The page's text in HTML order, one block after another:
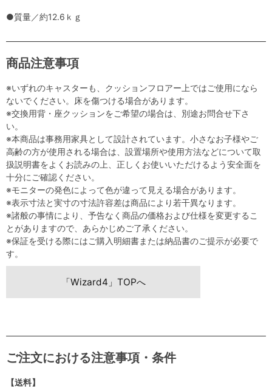
●質量／約12.6ｋｇ
商品注意事項
※いずれのキャスターも、クッションフロアー上ではご使用になら
ないでください。床を傷つける場合があります。
※交換用背・座クッションをご希望の場合は、別途お問合せ下さ
い。
※本商品は事務用家具として設計されています。小さなお子様やご
高齢の方が使用される場合は、設置場所や使用方法などについて取
扱説明書をよくお読みの上、正しくお使いいただけるよう安全面を
十分にご確認ください。
※モニターの発色によって色が違って見える場合があります。
※表示寸法と実寸の寸法許容差は商品により若干異なります。
※諸般の事情により、予告なく商品の価格および仕様を変更するこ
とがありますので、あらかじめご了承ください。
※保証を受ける際にはご購入明細書または納品書のご提示が必要で
す。
「Wizard4」TOPへ
ご注文における注意事項・条件
【送料】